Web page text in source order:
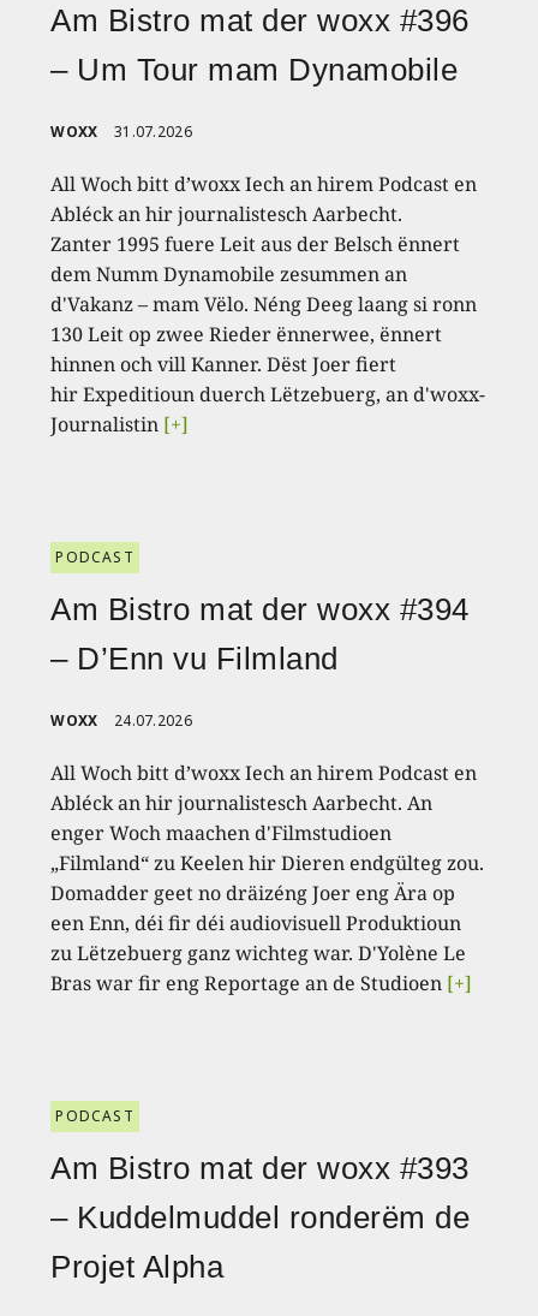
Am Bistro mat der woxx #396
– Um Tour mam Dynamobile
WOXX 31.07.2026
All Woch bitt d’woxx Iech an hirem Podcast en
Abléck an hir journalistesch Aarbecht.
Zanter 1995 fuere Leit aus der Belsch ënnert
dem Numm Dynamobile zesummen an
d'Vakanz – mam Vëlo. Néng Deeg laang si ronn
130 Leit op zwee Rieder ënnerwee, ënnert
hinnen och vill Kanner. Dëst Joer fiert
hir Expeditioun duerch Lëtzebuerg, an d'woxx-
Journalistin [+]
PODCAST
Am Bistro mat der woxx #394
– D’Enn vu Filmland
WOXX 24.07.2026
All Woch bitt d’woxx Iech an hirem Podcast en
Abléck an hir journalistesch Aarbecht. An
enger Woch maachen d'Filmstudioen
„Filmland“ zu Keelen hir Dieren endgülteg zou.
Domadder geet no dräizéng Joer eng Ära op
een Enn, déi fir déi audiovisuell Produktioun
zu Lëtzebuerg ganz wichteg war. D'Yolène Le
Bras war fir eng Reportage an de Studioen [+]
PODCAST
Am Bistro mat der woxx #393
– Kuddelmuddel ronderëm de
Projet Alpha